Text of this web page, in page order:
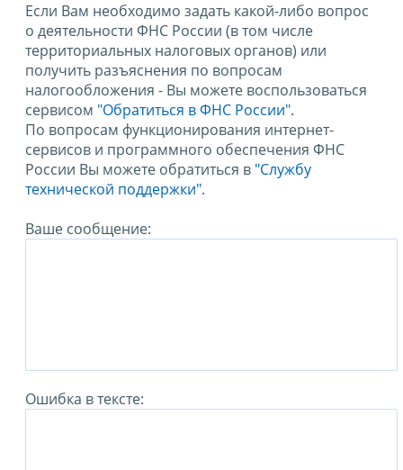
Если Вам необходимо задать какой-либо вопрос
о деятельности ФНС России (в том числе
территориальных налоговых органов) или
получить разъяснения по вопросам
налогообложения - Вы можете воспользоваться
сервисом "Обратиться в ФНС России".
По вопросам функционирования интернет-
сервисов и программного обеспечения ФНС
России Вы можете обратиться в "Службу
технической поддержки".
Ваше сообщение:
Ошибка в тексте: